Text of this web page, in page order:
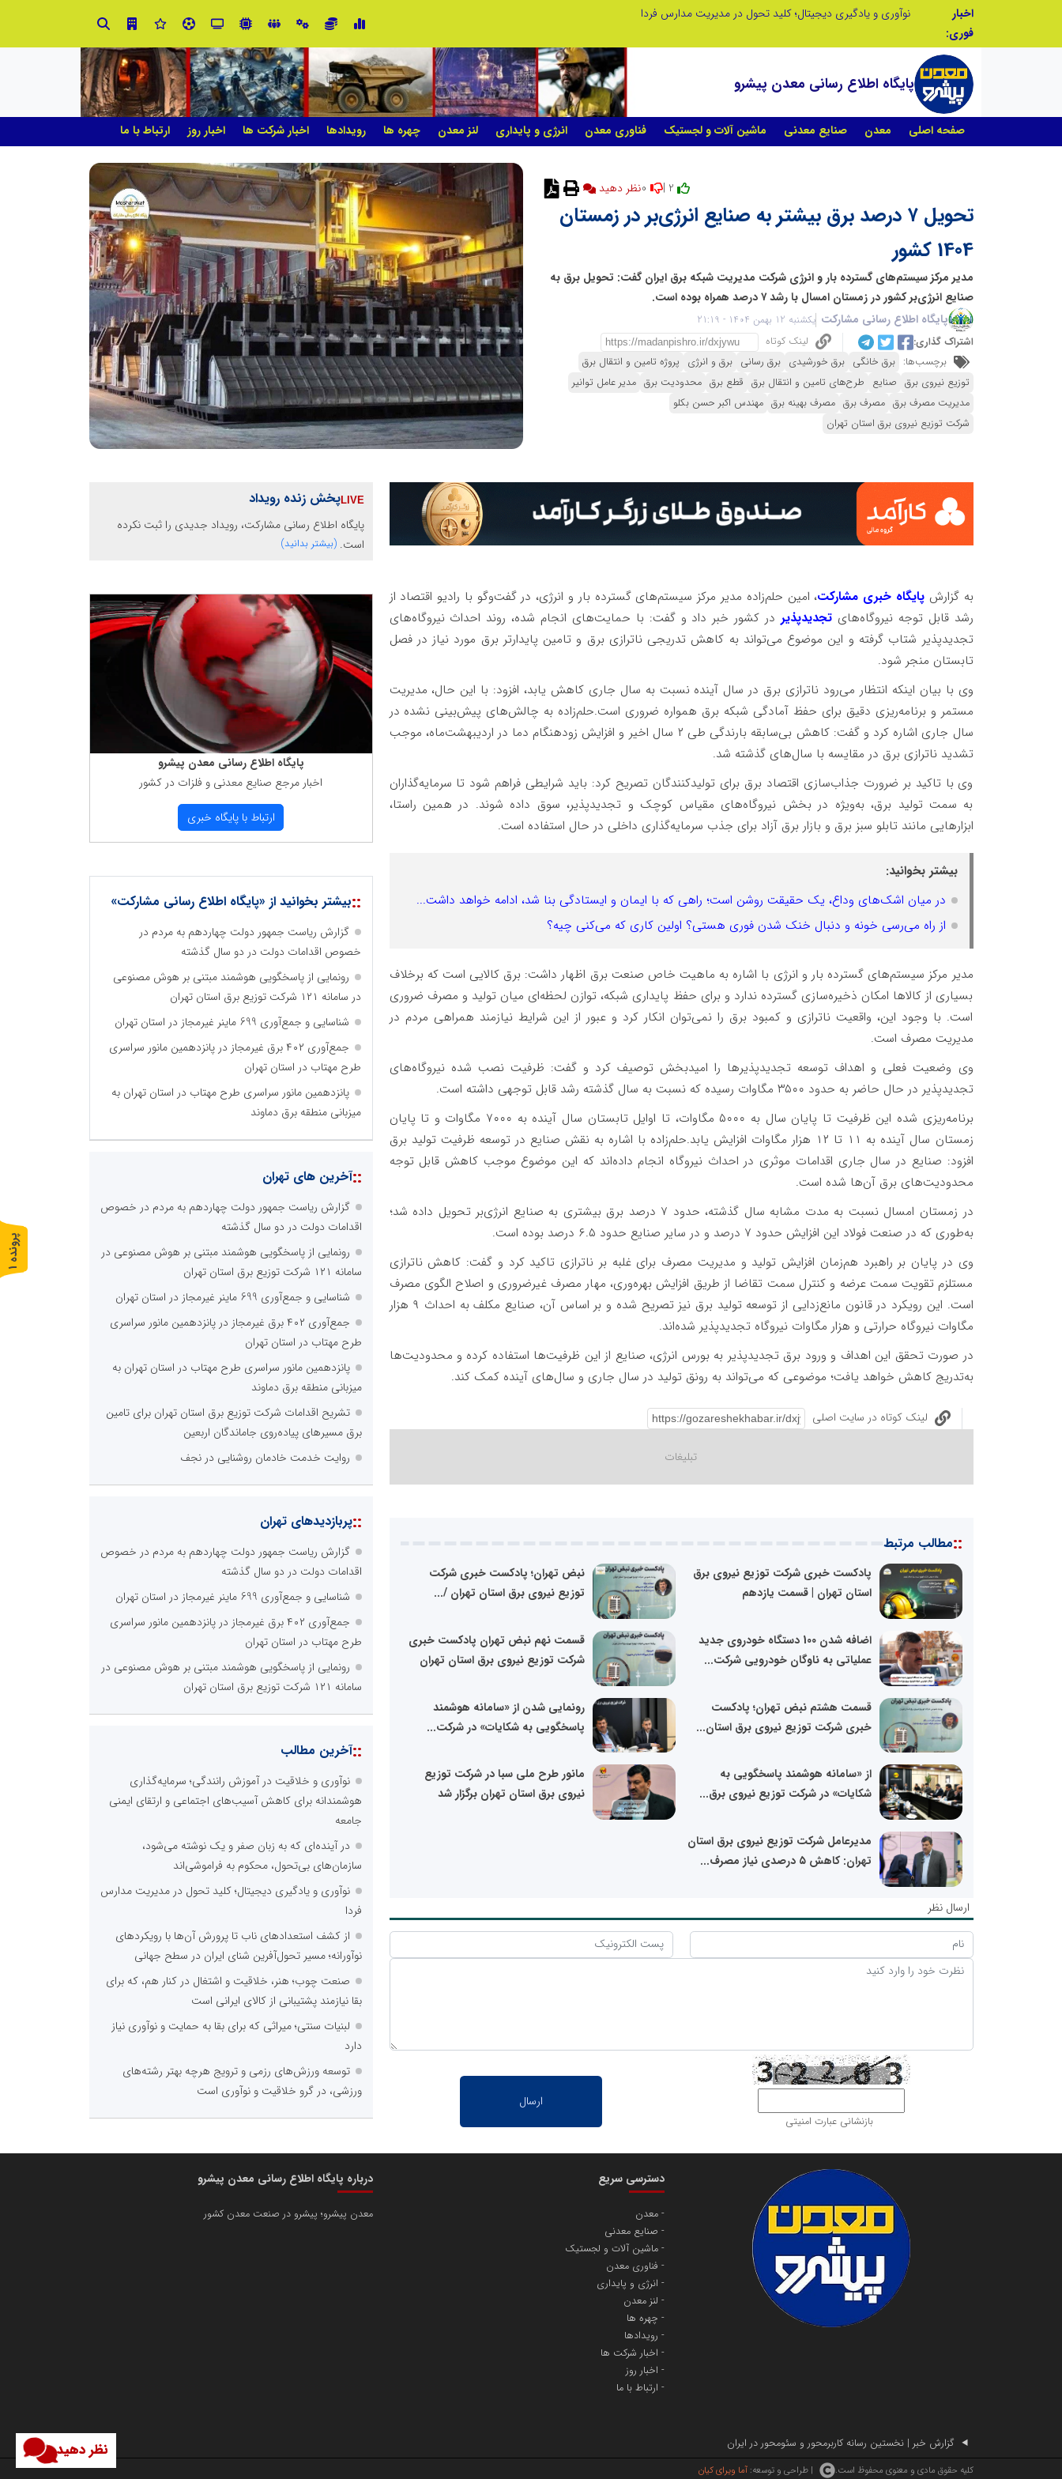
اخبار
فوری:
نوآوری و یادگیری دیجیتال؛ کلید تحول در مدیریت مدارس فردا
پایگاه اطلاع رسانی معدن پیشرو
صفحه اصلی معدن صنایع معدنی ماشین آلات و لجستیک فناوری معدن انرژی و پایداری لنز معدن چهره ها رویدادها اخبار شرکت ها اخبار روز ارتباط با ما
نظر دهید
تحویل ۷ درصد برق بیشتر به صنایع انرژی‌بر در زمستان
1404 کشور
مدیر مرکز سیستم‌های گسترده بار و انرژی شرکت مدیریت شبکه برق ایران گفت: تحویل برق به
صنایع انرژی‌بر کشور در زمستان امسال با رشد ۷ درصد همراه بوده است.
پایگاه اطلاع رسانی مشارکت یکشنبه 12 بهمن 1404 - 21:19
اشتراک گذاری:
لینک کوتاه
برچسب‌ها: برق خانگی برق خورشیدی برق رسانی برق و انرژی پروژه تامین و انتقال برق
توزیع نیروی برق صنایع طرح‌های تامین و انتقال برق قطع برق محدودیت برق مدیر عامل توانیر
مدیریت مصرف برق مصرف برق مصرف بهینه برق مهندس اکبر حسن بکلو
شرکت توزیع نیروی برق استان تهران
به گزارشپایگاه خبری مشارکت، امین حلم‌زاده مدیر مرکز سیستم‌های گسترده بار و انرژی، در گفت‌وگو با رادیو اقتصاد از
رشد قابل توجه نیروگاه‌هایتجدیدپذیر در کشور خبر داد و گفت: با حمایت‌های انجام ‌شده، روند احداث نیروگاه‌های
تجدیدپذیر شتاب گرفته و این موضوع می‌تواند به کاهش تدریجی ناترازی برق و تامین پایدارتر برق مورد نیاز در فصل
تابستان منجر شود.
وی با بیان اینکه انتظار می‌رود ناترازی برق در سال آینده نسبت به سال جاری کاهش یابد، افزود: با این حال، مدیریت
مستمر و برنامه‌ریزی دقیق برای حفظ آمادگی شبکه برق همواره ضروری است.حلم‌زاده به چالش‌های پیش‌بینی ‌نشده در
سال جاری اشاره کرد و گفت: کاهش بی‌سابقه بارندگی طی ۲ سال اخیر و افزایش زودهنگام دما در اردیبهشت‌ماه، موجب
تشدید ناترازی برق در مقایسه با سال‌های گذشته شد.
وی با تاکید بر ضرورت جذاب‌سازی اقتصاد برق برای تولیدکنندگان تصریح کرد: باید شرایطی فراهم شود تا سرمایه‌گذاران
به سمت تولید برق، به‌ویژه در بخش نیروگاه‌های مقیاس کوچک و تجدیدپذیر، سوق داده شوند. در همین راستا،
ابزارهایی مانند تابلو سبز برق و بازار برق آزاد برای جذب سرمایه‌گذاری داخلی در حال استفاده است.
بیشتر بخوانید:
در میان اشک‌های وداع، یک حقیقت روشن است؛ راهی که با ایمان و ایستادگی بنا شد، ادامه خواهد داشت...
از راه می‌رسی خونه و دنبال خنک شدن فوری هستی؟ اولین کاری که می‌کنی چیه؟
مدیر مرکز سیستم‌های گسترده بار و انرژی با اشاره به ماهیت خاص صنعت برق اظهار داشت: برق کالایی است که برخلاف
بسیاری از کالاها امکان ذخیره‌سازی گسترده ندارد و برای حفظ پایداری شبکه، توازن لحظه‌ای میان تولید و مصرف ضروری
است. با وجود این، واقعیت ناترازی و کمبود برق را نمی‌توان انکار کرد و عبور از این شرایط نیازمند همراهی مردم در
مدیریت مصرف است.
وی وضعیت فعلی و اهداف توسعه تجدیدپذیرها را امیدبخش توصیف کرد و گفت: ظرفیت نصب ‌شده نیروگاه‌های
تجدیدپذیر در حال حاضر به حدود ۳۵۰۰ مگاوات رسیده که نسبت به سال گذشته رشد قابل توجهی داشته است.
برنامه‌ریزی شده این ظرفیت تا پایان سال به ۵۰۰۰ مگاوات، تا اوایل تابستان سال آینده به ۷۰۰۰ مگاوات و تا پایان
زمستان سال آینده به ۱۱ تا ۱۲ هزار مگاوات افزایش یابد.حلم‌زاده با اشاره به نقش صنایع در توسعه ظرفیت تولید برق
افزود: صنایع در سال جاری اقدامات موثری در احداث نیروگاه انجام داده‌اند که این موضوع موجب کاهش قابل توجه
محدودیت‌های برق آن‌ها شده است.
در زمستان امسال نسبت به مدت مشابه سال گذشته، حدود ۷ درصد برق بیشتری به صنایع انرژی‌بر تحویل داده شد؛
به‌طوری که در صنعت فولاد این افزایش حدود ۷ درصد و در سایر صنایع حدود ۶.۵ درصد بوده است.
وی در پایان بر راهبرد هم‌زمان افزایش تولید و مدیریت مصرف برای غلبه بر ناترازی تاکید کرد و گفت: کاهش ناترازی
مستلزم تقویت سمت عرضه و کنترل سمت تقاضا از طریق افزایش بهره‌وری، مهار مصرف غیرضروری و اصلاح الگوی مصرف
است. این رویکرد در قانون مانع‌زدایی از توسعه تولید برق نیز تصریح شده و بر اساس آن، صنایع مکلف به احداث ۹ هزار
مگاوات نیروگاه حرارتی و هزار مگاوات نیروگاه تجدیدپذیر شده‌اند.
در صورت تحقق این اهداف و ورود برق تجدیدپذیر به بورس انرژی، صنایع از این ظرفیت‌ها استفاده کرده و محدودیت‌ها
به‌تدریج کاهش خواهد یافت؛ موضوعی که می‌تواند به رونق تولید در سال جاری و سال‌های آینده کمک کند.
لینک کوتاه در سایت اصلی
::مطالب مرتبط
پادکست خبری شرکت توزیع نیروی برق
استان تهران | قسمت یازدهم
نبض تهران؛ پادکست خبری شرکت
توزیع نیروی برق استان تهران /...
اضافه شدن 100 دستگاه خودروی جدید
عملیاتی به ناوگان خودرویی شرکت...
قسمت نهم نبض تهران پادکست خبری
شرکت توزیع نیروی برق استان تهران
قسمت هشتم نبض تهران؛ پادکست
خبری شرکت توزیع نیروی برق استان...
رونمایی شدن از «سامانه هوشمند
پاسخگویی به شکایات» در شرکت...
از «سامانه هوشمند پاسخگویی به
شکایات» در شرکت توزیع نیروی برق...
مانور طرح ملی سبا در شرکت توزیع
نیروی برق استان تهران برگزار شد
مدیرعامل شرکت توزیع نیروی برق استان
تهران: کاهش ۵ درصدی نیاز مصرف...
ارسال نظر
بازنشانی عبارت امنیتی
نظر دهید
پخش زنده رویداد
پایگاه اطلاع رسانی مشارکت، رویداد جدیدی را ثبت نکرده
است. (بیشتر بدانید)
پایگاه اطلاع رسانی معدن پیشرو
اخبار مرجع صنایع معدنی و فلزات در كشور
ارتباط با پایگاه خبری
::بیشتر بخوانید از «پایگاه اطلاع رسانی مشارکت»
گزارش ریاست جمهور دولت چهاردهم به مردم در
خصوص اقدامات دولت در دو سال گذشته
رونمایی از پاسخگویی هوشمند مبتنی بر هوش مصنوعی
در سامانه ۱۲۱ شرکت توزیع برق استان تهران
شناسایی و جمع‌آوری 699 ماینر غیرمجاز در استان تهران
جمع‌آوری ۴۰۲ برق غیرمجاز در پانزدهمین مانور سراسری
طرح مهتاب در استان تهران
پانزدهمین مانور سراسری طرح مهتاب در استان تهران به
میزبانی منطقه برق دماوند
::آخرین های تهران
گزارش ریاست جمهور دولت چهاردهم به مردم در خصوص
اقدامات دولت در دو سال گذشته
رونمایی از پاسخگویی هوشمند مبتنی بر هوش مصنوعی در
سامانه ۱۲۱ شرکت توزیع برق استان تهران
شناسایی و جمع‌آوری 699 ماینر غیرمجاز در استان تهران
جمع‌آوری ۴۰۲ برق غیرمجاز در پانزدهمین مانور سراسری
طرح مهتاب در استان تهران
پانزدهمین مانور سراسری طرح مهتاب در استان تهران به
میزبانی منطقه برق دماوند
تشریح اقدامات شرکت توزیع برق استان تهران برای تامین
برق مسیرهای پیاده‌روی جاماندگان اربعین
روایت خدمت خادمان روشنایی در نجف
::پربازدیدهای تهران
گزارش ریاست جمهور دولت چهاردهم به مردم در خصوص
اقدامات دولت در دو سال گذشته
شناسایی و جمع‌آوری 699 ماینر غیرمجاز در استان تهران
جمع‌آوری ۴۰۲ برق غیرمجاز در پانزدهمین مانور سراسری
طرح مهتاب در استان تهران
رونمایی از پاسخگویی هوشمند مبتنی بر هوش مصنوعی در
سامانه ۱۲۱ شرکت توزیع برق استان تهران
::آخرین مطالب
نوآوری و خلاقیت در آموزش رانندگی؛ سرمایه‌گذاری
هوشمندانه برای کاهش آسیب‌های اجتماعی و ارتقای ایمنی
جامعه
در آینده‌ای که به زبان صفر و یک نوشته می‌شود،
سازمان‌های بی‌تحول، محکوم به فراموشی‌اند
نوآوری و یادگیری دیجیتال؛ کلید تحول در مدیریت مدارس
فردا
از کشف استعدادهای ناب تا پرورش آن‌ها با رویکردهای
نوآورانه؛ مسیر تحول‌آفرین شنای ایران در سطح جهانی
صنعت چوب؛ هنر، خلاقیت و اشتغال در کنار هم، که برای
بقا نیازمند پشتیبانی از کالای ایرانی است
لبنیات سنتی؛ میراثی که برای بقا به حمایت و نوآوری نیاز
دارد
توسعه ورزش‌های رزمی و ترویج هرچه بهتر رشته‌های
ورزشی، در گرو خلاقیت و نوآوری است
پ
ر
و
ن
د
ه
1
دسترسی سریع
معدن
صنایع معدنی
ماشین آلات و لجستیک
فناوری معدن
انرژی و پایداری
لنز معدن
چهره ها
رویدادها
اخبار شرکت ها
اخبار روز
ارتباط با ما
درباره پایگاه اطلاع رسانی معدن پیشرو
معدن پیشرو؛ پیشرو در صنعت معدن کشور
گزارش خبر | نخستین رسانه کاربرمحور و سئومحور در ایران
کلیه حقوق مادی و معنوی محفوظ است. | طراحی و توسعه:آما ویرای کیان